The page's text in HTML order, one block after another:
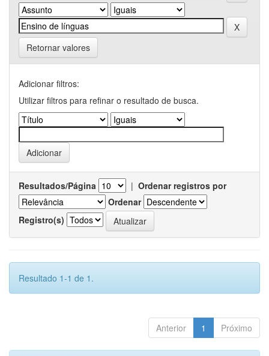
Retornar valores
Adicionar filtros:
Utilizar filtros para refinar o resultado de busca.
Resultados/Página | Ordenar registros por
Ordenar
Registro(s)
Resultado 1-1 de 1.
Anterior 1 Próximo